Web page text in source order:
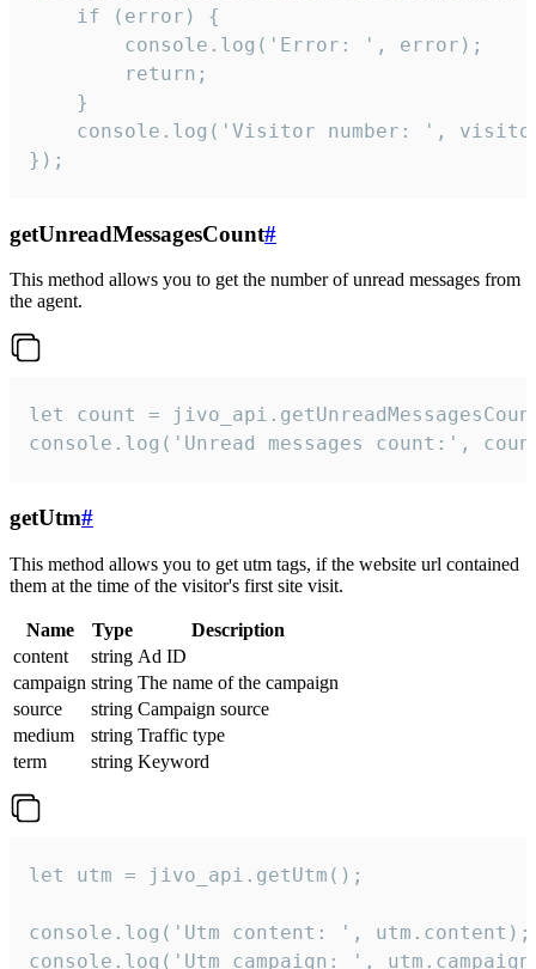
    if (error) {
        console.log('Error: ', error);
        return;
    }
console.log('Visitor number: ',
});
getUnreadMessagesCount#
This method allows you to get the number of unread messages from
the agent.
let count =
console.log('Unread messages count:',
getUtm#
This method allows you to get utm tags, if the website url contained
them at the time of the visitor's first site visit.
Name Type
Description
content
string Ad ID
campaign string The name of the campaign
source
string Campaign source
medium
string Traffic type
term
string Keyword
let utm = jivo_api.getUtm();
console.log('Utm content: ', utm.content);
console.log('Utm campaign: ',